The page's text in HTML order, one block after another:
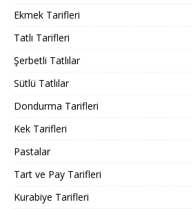
Ekmek Tarifleri
Tatlı Tarifleri
Şerbetli Tatlılar
Sütlü Tatlılar
Dondurma Tarifleri
Kek Tarifleri
Pastalar
Tart ve Pay Tarifleri
Kurabiye Tarifleri